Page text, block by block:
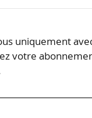
uniquement
votre